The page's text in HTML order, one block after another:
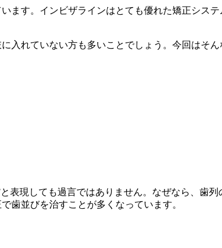
ます。インビザラインはとても優れた矯正シス
れていない方も多いことでしょう。今回はそ
現しても過言ではありません。なぜなら、歯
歯並びを治すことが多くなっています。